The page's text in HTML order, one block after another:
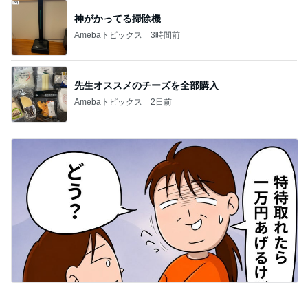
神がかってる掃除機
Amebaトピックス 3時間前
先生オススメのチーズを全部購入
Amebaトピックス 2日前